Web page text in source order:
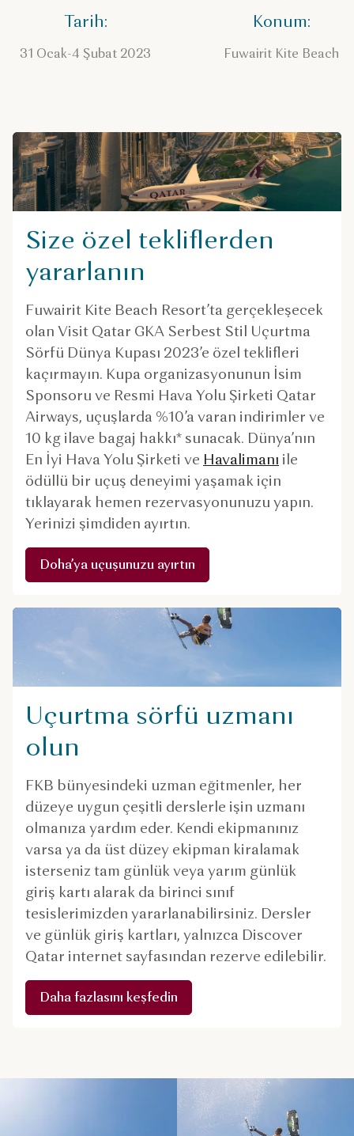
Tarih:
31 Ocak-4 Şubat 2023
Konum:
Fuwairit Kite Beach
Size özel tekliflerden
yararlanın
Fuwairit Kite Beach Resort’ta gerçekleşecek
olan Visit Qatar GKA Serbest Stil Uçurtma
Sörfü Dünya Kupası 2023’e özel teklifleri
kaçırmayın. Kupa organizasyonunun İsim
Sponsoru ve Resmi Hava Yolu Şirketi Qatar
Airways, uçuşlarda %10’a varan indirimler ve
10 kg ilave bagaj hakkı* sunacak. Dünya’nın
En İyi Hava Yolu Şirketi ve Havalimanı ile
ödüllü bir uçuş deneyimi yaşamak için
tıklayarak hemen rezervasyonunuzu yapın.
Yerinizi şimdiden ayırtın.
Doha’ya uçuşunuzu ayırtın
Uçurtma sörfü uzmanı
olun
FKB bünyesindeki uzman eğitmenler, her
düzeye uygun çeşitli derslerle işin uzmanı
olmanıza yardım eder. Kendi ekipmanınız
varsa ya da üst düzey ekipman kiralamak
isterseniz tam günlük veya yarım günlük
giriş kartı alarak da birinci sınıf
tesislerimizden yararlanabilirsiniz. Dersler
ve günlük giriş kartları, yalnızca Discover
Qatar internet sayfasından rezerve edilebilir.
Daha fazlasını keşfedin